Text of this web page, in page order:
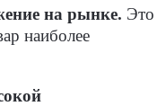
на рынке. Это
наиболее